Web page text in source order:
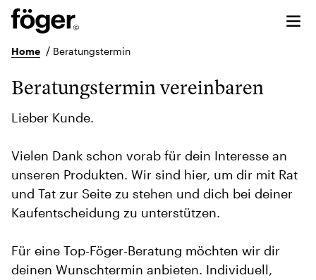
Home / Beratungstermin
Beratungstermin vereinbaren
Lieber Kunde.
Vielen Dank schon vorab für dein Interesse an
unseren Produkten. Wir sind hier, um dir mit Rat
und Tat zur Seite zu stehen und dich bei deiner
Kaufentscheidung zu unterstützen.
Für eine Top-Föger-Beratung möchten wir dir
deinen Wunschtermin anbieten. Individuell,